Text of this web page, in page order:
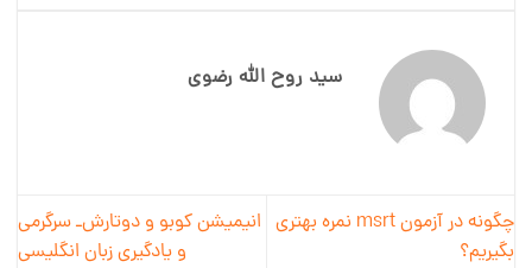
سید روح الله رضوی
چگونه در آزمون msrt نمره بهتری
بگیریم؟
انیمیشن کوبو و دوتارش‌ـ سرگرمی
و یادگیری زبان انگلیسی